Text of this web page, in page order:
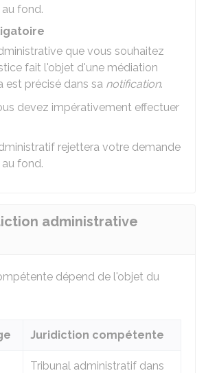
fond.
que vous souhaitez
fait l'objet d'une médiation
est précisé dans sa notification.
devez impérativement effectuer
rejettera votre demande
fond.
administrative
dépend de l'objet du
Juridiction compétente
Tribunal administratif dans